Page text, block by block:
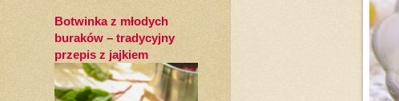
Botwinka z młodych
buraków – tradycyjny
przepis z jajkiem